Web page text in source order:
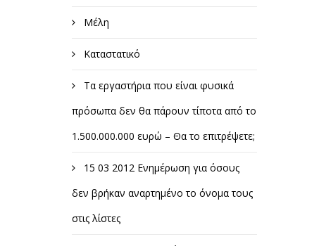
Μέλη
Καταστατικό
Τα εργαστήρια που είναι φυσικά
πρόσωπα δεν θα πάρουν τίποτα από το
1.500.000.000 ευρώ – Θα το επιτρέψετε;
15 03 2012 Ενημέρωση για όσους
δεν βρήκαν αναρτημένο το όνομα τους
στις λίστες